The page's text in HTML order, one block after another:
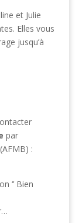
et Julie
Elles vous
jusqu’à
par
:
‘’ Bien